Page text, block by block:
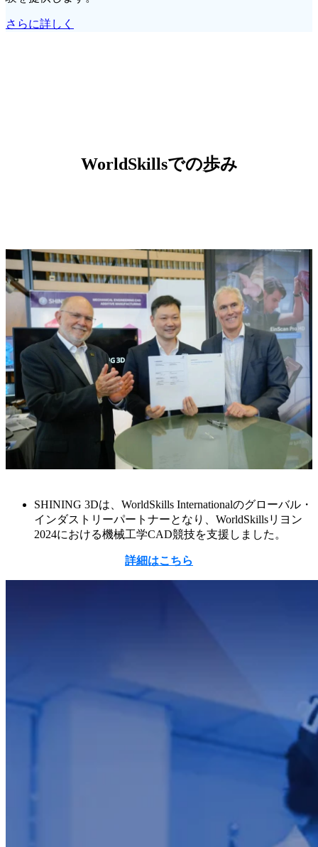
さらに詳しく
WorldSkillsでの歩み
SHINING 3Dは、WorldSkills Internationalのグローバル・
インダストリーパートナーとなり、WorldSkillsリヨン
2024における機械工学CAD競技を支援しました。
詳細はこちら